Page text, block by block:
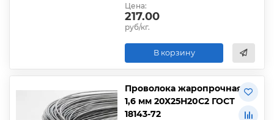
Цена:
217.00
руб/кг.
В корзину
Проволока жаропрочная
1,6 мм 20Х25Н20С2 ГОСТ
18143-72